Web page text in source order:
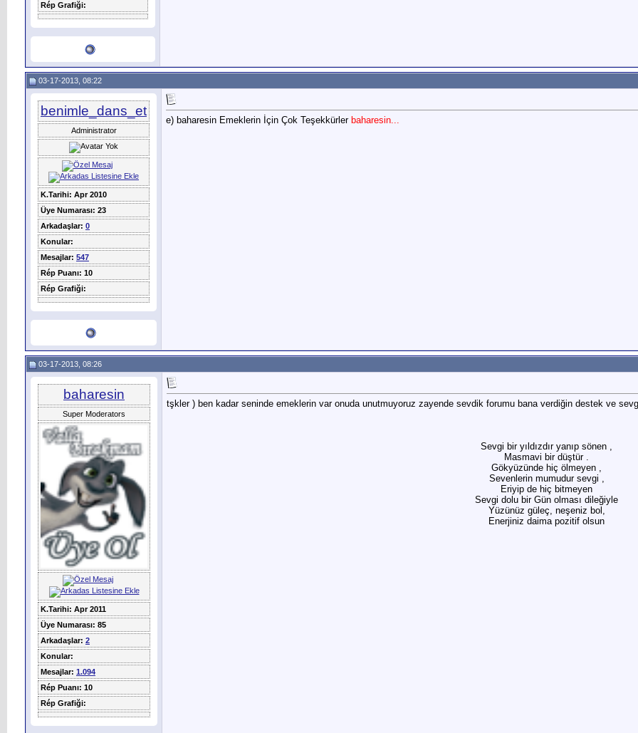
Rép Grafiği:
03-17-2013, 08:22
benimle_dans_et
Administrator
K.Tarihi: Apr 2010
Üye Numarası: 23
Arkadaşlar: 0
Konular:
Mesajlar: 547
Rép Puanı: 10
Rép Grafiği:
e) baharesin Emeklerin İçin Çok Teşekkürler baharesin...
03-17-2013, 08:26
baharesin
Super Moderators
K.Tarihi: Apr 2011
Üye Numarası: 85
Arkadaşlar: 2
Konular:
Mesajlar: 1.094
Rép Puanı: 10
Rép Grafiği:
tşkler ) ben kadar seninde emeklerin var onuda unutmuyoruz zayende sevdik forumu bana verdiğin destek ve
Sevgi bir yıldızdır yanıp sönen ,
Masmavi bir düştür .
Gökyüzünde hiç ölmeyen ,
Sevenlerin mumudur sevgi ,
Eriyip de hiç bitmeyen
Sevgi dolu bir Gün olması dileğiyle
Yüzünüz güleç, neşeniz bol,
Enerjiniz daima pozitif olsun